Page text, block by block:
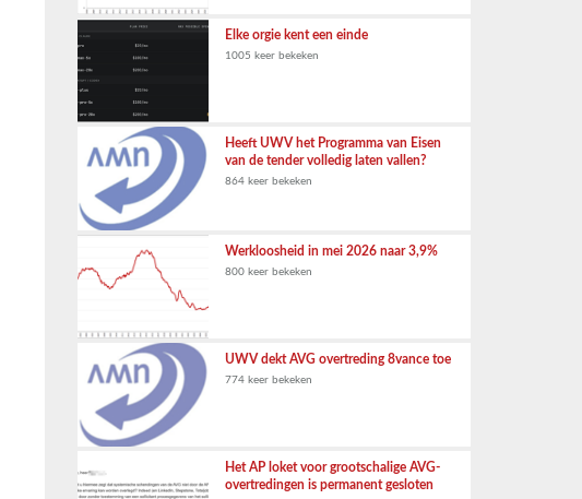
Elke orgie kent een einde
1005 keer bekeken
Heeft UWV het Programma van Eisen
van de tender volledig laten vallen?
864 keer bekeken
Werkloosheid in mei 2026 naar 3,9%
800 keer bekeken
UWV dekt AVG overtreding 8vance toe
774 keer bekeken
Het AP loket voor grootschalige AVG-
overtredingen is permanent gesloten